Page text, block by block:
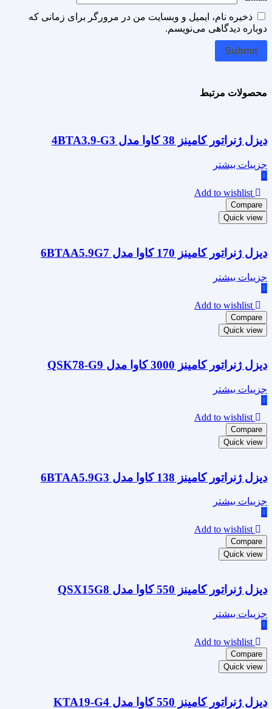
ذخیره نام، ایمیل و وبسایت من در مرورگر برای زمانی که
دوباره دیدگاهی می‌نویسم.
محصولات مرتبط
دیزل ژنراتور کامینز 38 کاوا مدل 4BTA3.9-G3
جزییات بیشتر
Add to wishlist
Compare
Quick view
دیزل ژنراتور کامینز 170 کاوا مدل 6BTAA5.9G7
جزییات بیشتر
Add to wishlist
Compare
Quick view
دیزل ژنراتور کامینز 3000 کاوا مدل QSK78-G9
جزییات بیشتر
Add to wishlist
Compare
Quick view
دیزل ژنراتور کامینز 138 کاوا مدل 6BTAA5.9G3
جزییات بیشتر
Add to wishlist
Compare
Quick view
دیزل ژنراتور کامینز 550 کاوا مدل QSX15G8
جزییات بیشتر
Add to wishlist
Compare
Quick view
دیزل ژنراتور کامینز 550 کاوا مدل KTA19-G4